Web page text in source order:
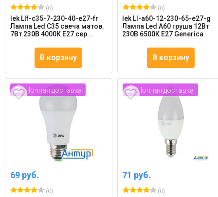
(0)
Iek Llf-c35-7-230-40-e27-fr
Лампа Led C35 свеча матов.
7Вт 230В 4000К E27 сер...
В корзину
(0)
Iek Ll-a60-12-230-65-e27-g
Лампа Led A60 груша 12Вт
230В 6500К E27 Generica
В корзину
Ночная доставка
69 руб.
(0)
Ночная доставка
71 руб.
(0)